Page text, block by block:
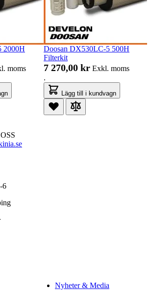
2000H
moms
Doosan DX530LC-5 500H
Filterkit
7 270,00 kr Exkl. moms
.
Lägg till i kundvagn
6
Nyheter & Media